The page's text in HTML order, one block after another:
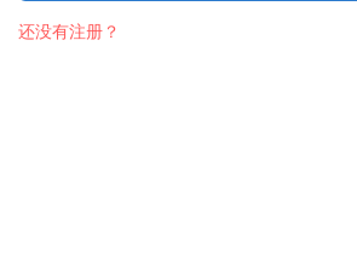
还没有注册？